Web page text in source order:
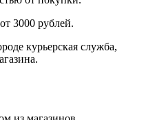
3000 рублей.
курьерская служба,